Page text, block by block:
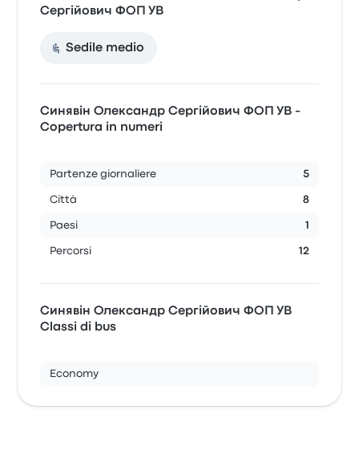
Сергійович ФОП УВ
Sedile medio
Синявін Олександр Сергійович ФОП УВ -
Copertura in numeri
Partenze giornaliere 5
Città 8
Paesi 1
Percorsi 12
Синявін Олександр Сергійович ФОП УВ
Classi di bus
Economy